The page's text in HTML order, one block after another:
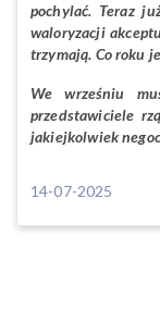
pochylać. Teraz
waloryzacji
trzymają. Co roku
We wrześniu
przedstawiciele
jakiejkolwiek
14-07-2025